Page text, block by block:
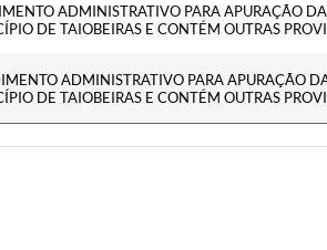
ADMINISTRATIVO PARA APURAÇÃO
DE TAIOBEIRAS E CONTÉM OUTRAS
ADMINISTRATIVO PARA APURAÇÃO
DE TAIOBEIRAS E CONTÉM OUTRAS